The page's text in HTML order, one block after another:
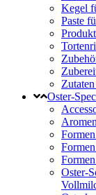
Kegel
Paste
Oster-
Oster-